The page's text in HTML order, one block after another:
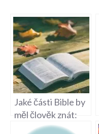
Jaké části Bible by
měl člověk znát:
Essenciální znalosti